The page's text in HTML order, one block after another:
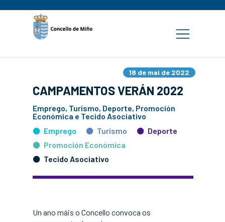
18 de mai de 2022
CAMPAMENTOS VERÁN 2022
Emprego, Turismo, Deporte, Promoción
Económica e Tecido Asociativo
Emprego
Turismo
Deporte
Promoción Económica
Tecido Asociativo
Un ano máis o Concello convoca os